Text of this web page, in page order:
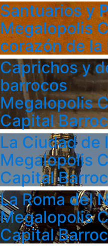
Santuarios y
Megalopolis
corazón de la
Caprichos y
barrocos
Megalopolis
Capital
La Ciudad de
Megalopolis
Capital
La Roma del
Megalopolis
Capital